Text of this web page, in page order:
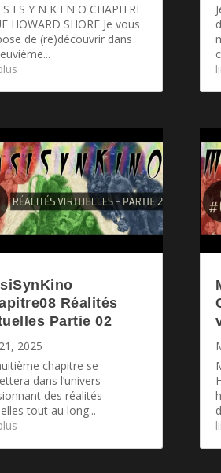
I S Y N K I N O CHAPITRE
HOWARD SHORE Je vous
de (re)découvrir dans
Réalités
Partie 02
2025
chapitre se
dans l’univers
des réalités
tout au long...